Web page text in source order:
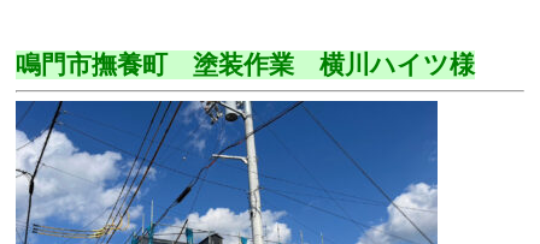
鳴門市撫養町 塗装作業 横川ハイツ様